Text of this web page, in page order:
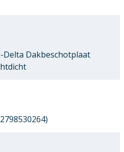
Dakbeschotplaat